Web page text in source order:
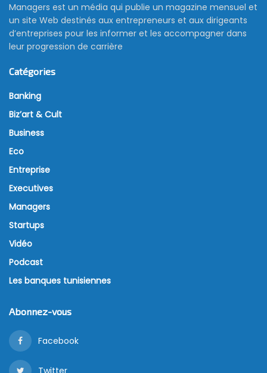
Managers est un média qui publie un magazine mensuel et
un site Web destinés aux entrepreneurs et aux dirigeants
d’entreprises pour les informer et les accompagner dans
leur progression de carrière
Catégories
Banking
Biz’art & Cult
Business
Eco
Entreprise
Executives
Managers
Startups
Vidéo
Podcast
Les banques tunisiennes
Abonnez-vous
Facebook
Twitter